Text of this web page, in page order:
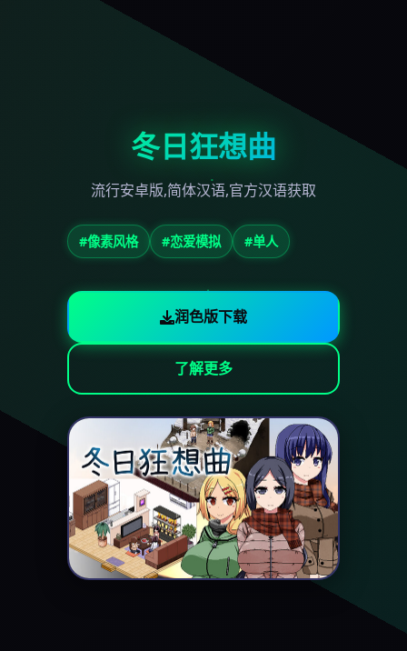
冬日狂想曲
流行安卓版,简体汉语,官方汉语获取
#像素风格 #恋爱模拟 #单人
润色版下载
了解更多